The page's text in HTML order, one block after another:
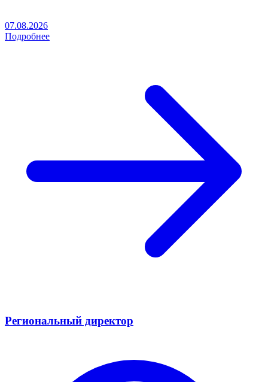
07.08.2026
Подробнее
Региональный директор